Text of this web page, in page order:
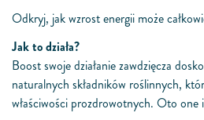
Odkryj, jak wzrost energii może
Jak to działa?
Boost swoje działanie zawdzięcza
naturalnych składników roślinnych,
właściwości prozdrowotnych. Oto one